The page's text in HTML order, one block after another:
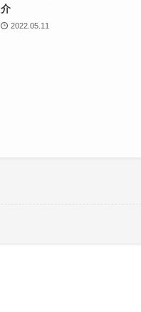
介
2022.05.11